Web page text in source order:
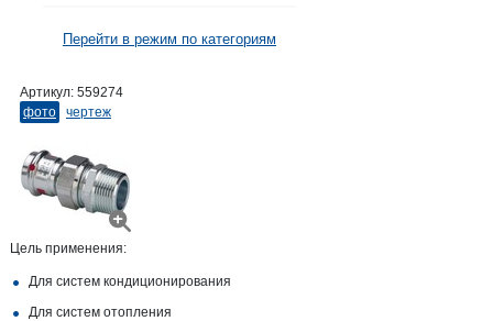
Перейти в режим по категориям
Артикул: 559274
фото
чертеж
Цель применения:
Для систем кондиционирования
Для систем отопления